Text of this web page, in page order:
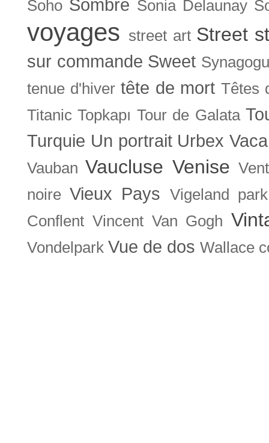
Soho Sombre Sonia Delaunay
voyages street art Street
sur commande Sweet
tenue d'hiver tête de mort Têtes
Titanic Topkapı Tour de Galata
Turquie Un portrait Urbex
Vauban Vaucluse Venise
noire Vieux Pays
Vigeland park
Conflent Vincent Van Gogh
Vondelpark Vue de dos Wallace